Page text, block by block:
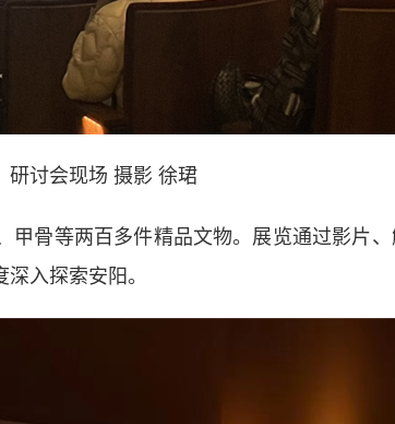
研讨会现场 摄影 徐珺
等两百多件精品文物。展览通过影片、
入探索安阳。